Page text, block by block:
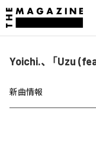
Yoichi.、「Uzu
新曲情報